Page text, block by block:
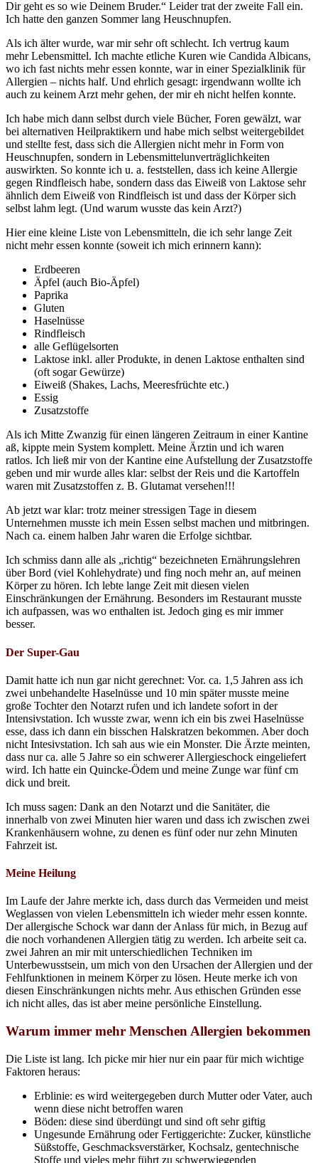
Dir geht es so wie Deinem Bruder.“ Leider trat der zweite Fall ein.
Ich hatte den ganzen Sommer lang Heuschnupfen.
Als ich älter wurde, war mir sehr oft schlecht. Ich vertrug kaum
mehr Lebensmittel. Ich machte etliche Kuren wie Candida Albicans,
wo ich fast nichts mehr essen konnte, war in einer Spezialklinik für
Allergien – nichts half. Und ehrlich gesagt: irgendwann wollte ich
auch zu keinem Arzt mehr gehen, der mir eh nicht helfen konnte.
Ich habe mich dann selbst durch viele Bücher, Foren gewälzt, war
bei alternativen Heilpraktikern und habe mich selbst weitergebildet
und stellte fest, dass sich die Allergien nicht mehr in Form von
Heuschnupfen, sondern in Lebensmittelunverträglichkeiten
auswirkten. So konnte ich u. a. feststellen, dass ich keine Allergie
gegen Rindfleisch habe, sondern dass das Eiweiß von Laktose sehr
ähnlich dem Eiweiß von Rindfleisch ist und dass der Körper sich
selbst lahm legt. (Und warum wusste das kein Arzt?)
Hier eine kleine Liste von Lebensmitteln, die ich sehr lange Zeit
nicht mehr essen konnte (soweit ich mich erinnern kann):
Erdbeeren
Äpfel (auch Bio-Äpfel)
Paprika
Gluten
Haselnüsse
Rindfleisch
alle Geflügelsorten
Laktose inkl. aller Produkte, in denen Laktose enthalten sind
(oft sogar Gewürze)
Eiweiß (Shakes, Lachs, Meeresfrüchte etc.)
Essig
Zusatzstoffe
Als ich Mitte Zwanzig für einen längeren Zeitraum in einer Kantine
aß, kippte mein System komplett. Meine Ärztin und ich waren
ratlos. Ich ließ mir von der Kantine eine Aufstellung der Zusatzstoffe
geben und mir wurde alles klar: selbst der Reis und die Kartoffeln
waren mit Zusatzstoffen z. B. Glutamat versehen!!!
Ab jetzt war klar: trotz meiner stressigen Tage in diesem
Unternehmen musste ich mein Essen selbst machen und mitbringen.
Nach ca. einem halben Jahr waren die Erfolge sichtbar.
Ich schmiss dann alle als „richtig“ bezeichneten Ernährungslehren
über Bord (viel Kohlehydrate) und fing noch mehr an, auf meinen
Körper zu hören. Ich lebte lange Zeit mit diesen vielen
Einschränkungen der Ernährung. Besonders im Restaurant musste
ich aufpassen, was wo enthalten ist. Jedoch ging es mir immer
besser.
Der Super-Gau
Damit hatte ich nun gar nicht gerechnet: Vor. ca. 1,5 Jahren ass ich
zwei unbehandelte Haselnüsse und 10 min später musste meine
große Tochter den Notarzt rufen und ich landete sofort in der
Intensivstation. Ich wusste zwar, wenn ich ein bis zwei Haselnüsse
esse, dass ich dann ein bisschen Halskratzen bekommen. Aber doch
nicht Intesivstation. Ich sah aus wie ein Monster. Die Ärzte meinten,
dass nur ca. alle 5 Jahre so ein schwerer Allergieschock eingeliefert
wird. Ich hatte ein Quincke-Ödem und meine Zunge war fünf cm
dick und breit.
Ich muss sagen: Dank an den Notarzt und die Sanitäter, die
innerhalb von zwei Minuten hier waren und dass ich zwischen zwei
Krankenhäusern wohne, zu denen es fünf oder nur zehn Minuten
Fahrzeit ist.
Meine Heilung
Im Laufe der Jahre merkte ich, dass durch das Vermeiden und meist
Weglassen von vielen Lebensmitteln ich wieder mehr essen konnte.
Der allergische Schock war dann der Anlass für mich, in Bezug auf
die noch vorhandenen Allergien tätig zu werden. Ich arbeite seit ca.
zwei Jahren an mir mit unterschiedlichen Techniken im
Unterbewusstsein, um mich von den Ursachen der Allergien und der
Fehlfunktionen in meinem Körper zu lösen. Heute merke ich von
diesen Einschränkungen nichts mehr. Aus ethischen Gründen esse
ich nicht alles, das ist aber meine persönliche Einstellung.
Warum immer mehr Menschen Allergien bekommen
Die Liste ist lang. Ich picke mir hier nur ein paar für mich wichtige
Faktoren heraus:
Erblinie: es wird weitergegeben durch Mutter oder Vater, auch
wenn diese nicht betroffen waren
Böden: diese sind überdüngt und sind oft sehr giftig
Ungesunde Ernährung oder Fertiggerichte: Zucker, künstliche
Süßstoffe, Geschmacksverstärker, Kochsalz, gentechnische
Stoffe und vieles mehr führt zu schwerwiegenden